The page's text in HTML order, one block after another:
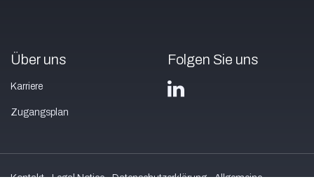
Über uns
Karriere
Zugangsplan
Folgen Sie uns
Kontakt Legal Notice Datenschutzerklärung
Allgemeine